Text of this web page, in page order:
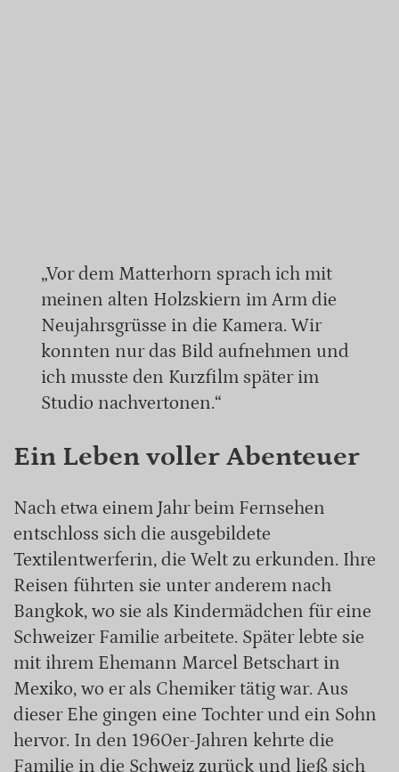
„Vor dem Matterhorn sprach ich mit
meinen alten Holzskiern im Arm die
Neujahrsgrüsse in die Kamera. Wir
konnten nur das Bild aufnehmen und
ich musste den Kurzfilm später im
Studio nachvertonen.“
Ein Leben voller Abenteuer
Nach etwa einem Jahr beim Fernsehen
entschloss sich die ausgebildete
Textilentwerferin, die Welt zu erkunden. Ihre
Reisen führten sie unter anderem nach
Bangkok, wo sie als Kindermädchen für eine
Schweizer Familie arbeitete. Später lebte sie
mit ihrem Ehemann Marcel Betschart in
Mexiko, wo er als Chemiker tätig war. Aus
dieser Ehe gingen eine Tochter und ein Sohn
hervor. In den 1960er-Jahren kehrte die
Familie in die Schweiz zurück und ließ sich